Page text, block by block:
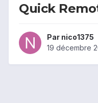
Quick
Par nico1375
19 décembre